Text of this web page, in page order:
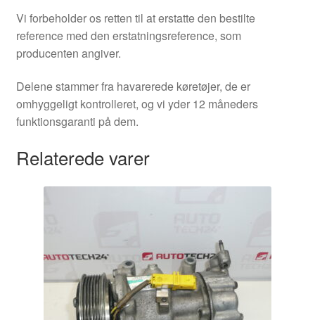
Vi forbeholder os retten til at erstatte den bestilte
reference med den erstatningsreference, som
producenten angiver.
Delene stammer fra havarerede køretøjer, de er
omhyggeligt kontrolleret, og vi yder 12 måneders
funktionsgaranti på dem.
Relaterede varer